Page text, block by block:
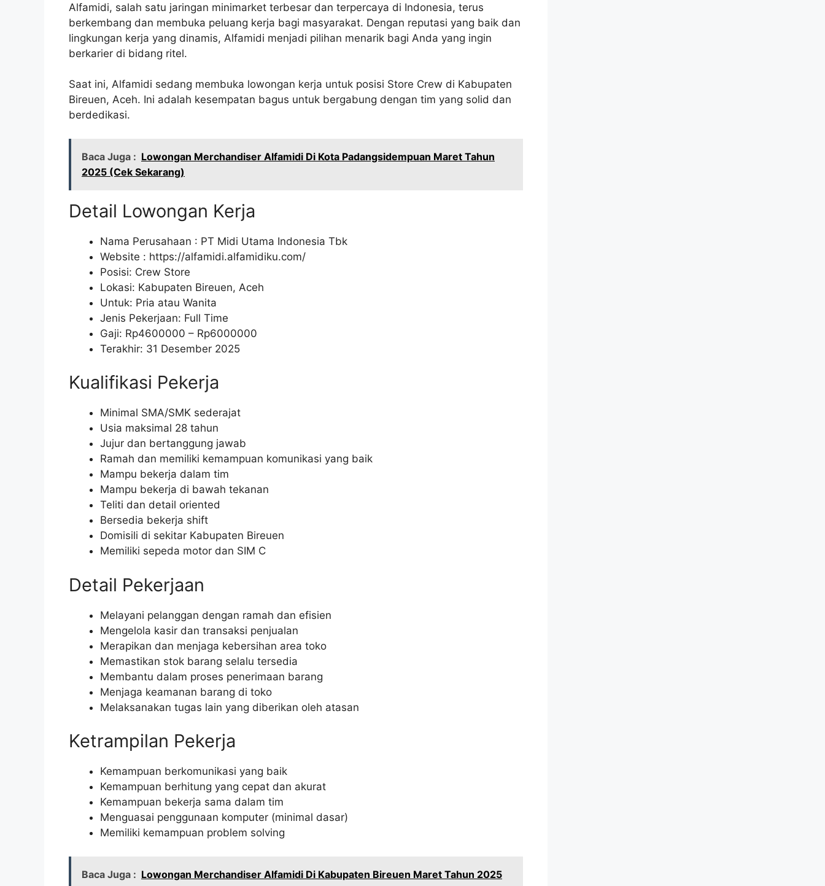
Alfamidi, salah satu jaringan minimarket terbesar dan terpercaya di Indonesia, terus
berkembang dan membuka peluang kerja bagi masyarakat. Dengan reputasi yang baik dan
lingkungan kerja yang dinamis, Alfamidi menjadi pilihan menarik bagi Anda yang ingin
berkarier di bidang ritel.
Saat ini, Alfamidi sedang membuka lowongan kerja untuk posisi Store Crew di Kabupaten
Bireuen, Aceh. Ini adalah kesempatan bagus untuk bergabung dengan tim yang solid dan
berdedikasi.
Baca Juga : Lowongan Merchandiser Alfamidi Di Kota Padangsidempuan Maret Tahun
2025 (Cek Sekarang)
Detail Lowongan Kerja
Nama Perusahaan : PT Midi Utama Indonesia Tbk
Website : https://alfamidi.alfamidiku.com/
Posisi: Crew Store
Lokasi: Kabupaten Bireuen, Aceh
Untuk: Pria atau Wanita
Jenis Pekerjaan: Full Time
Gaji: Rp4600000 – Rp6000000
Terakhir: 31 Desember 2025
Kualifikasi Pekerja
Minimal SMA/SMK sederajat
Usia maksimal 28 tahun
Jujur dan bertanggung jawab
Ramah dan memiliki kemampuan komunikasi yang baik
Mampu bekerja dalam tim
Mampu bekerja di bawah tekanan
Teliti dan detail oriented
Bersedia bekerja shift
Domisili di sekitar Kabupaten Bireuen
Memiliki sepeda motor dan SIM C
Detail Pekerjaan
Melayani pelanggan dengan ramah dan efisien
Mengelola kasir dan transaksi penjualan
Merapikan dan menjaga kebersihan area toko
Memastikan stok barang selalu tersedia
Membantu dalam proses penerimaan barang
Menjaga keamanan barang di toko
Melaksanakan tugas lain yang diberikan oleh atasan
Ketrampilan Pekerja
Kemampuan berkomunikasi yang baik
Kemampuan berhitung yang cepat dan akurat
Kemampuan bekerja sama dalam tim
Menguasai penggunaan komputer (minimal dasar)
Memiliki kemampuan problem solving
Baca Juga : Lowongan Merchandiser Alfamidi Di Kabupaten Bireuen Maret Tahun 2025